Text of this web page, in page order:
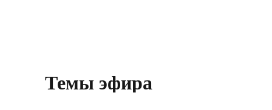
Темы эфира